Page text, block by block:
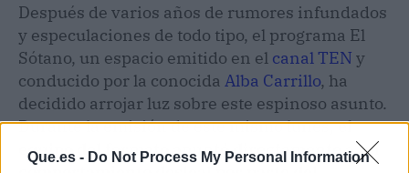
Que.es - Do Not Process My Personal Information
Después de varios años de rumores infundados
y especulaciones de todo tipo, el programa El
Sótano, un espacio emitido en el canal TEN y
conducido por la conocida Alba Carrillo, ha
decidido arrojar luz sobre este espinoso asunto.
Durante la emisión de este mismo lunes,el
equipo del formato apuntó directamente a un